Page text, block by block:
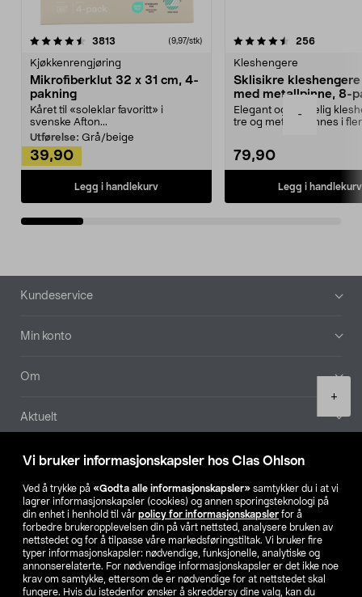
Vi bruker informasjonskapsler hos Clas Ohlson
Ved å trykke på «Godta alle informasjonskapsler» samtykker du i at vi
lagrer informasjonskapsler (cookies) og annen sporingsteknologi på
din enhet i henhold til vår policy for informasjonskapsler for å
forbedre brukeropplevelsen din på vårt nettsted, analysere bruken av
nettstedet og for å tilpasse våre markedsføringstiltak. Vi bruker fire
typer informasjonskapsler: nødvendige, funksjonelle, analytiske og
annonserelaterte. For nødvendige informasjonskapsler er det ikke noe
krav om samtykke, ettersom de er nødvendige for at nettstedet skal
fungere. Hvis du istedenfor ønsker å skreddersy dine valg, kan du
-
+
3813 anmeldelser(9,97/stk)
Kjøkkenrengjøring
Mikrofiberklut 32 x 31 cm, 4-
pakning
Kåret til «soleklar favoritt» i
svenske Afton...
Utførelse: Grå/beige
39,90
Legg i handlekurv
4.5av 5 stjerner 256
Kleshengere
Sklisikre
med metallpinne, 8-
Elegant og skikkelig
tre og metall – finnes i
79,90
Legg i handlekurv
4.5av 5 stjerner
Bunntekst
Kundeservice
Min konto
Om
Aktuelt
Våre selskaper
Finn din butikk
SE NO FI